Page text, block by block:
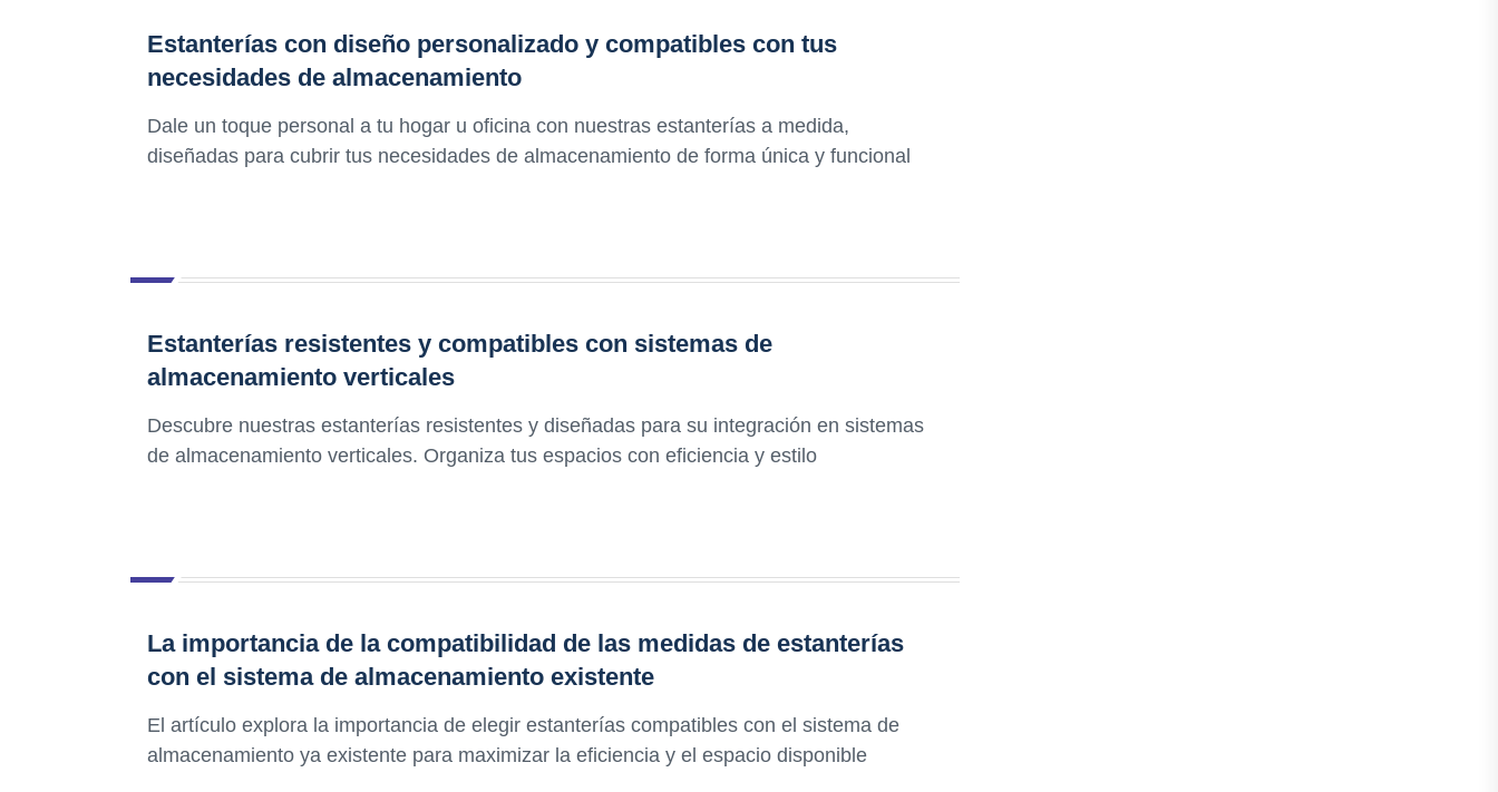
Estanterías con diseño personalizado y compatibles con tus
necesidades de almacenamiento
Dale un toque personal a tu hogar u oficina con nuestras estanterías a medida,
diseñadas para cubrir tus necesidades de almacenamiento de forma única y funcional
Estanterías resistentes y compatibles con sistemas de
almacenamiento verticales
Descubre nuestras estanterías resistentes y diseñadas para su integración en sistemas
de almacenamiento verticales. Organiza tus espacios con eficiencia y estilo
La importancia de la compatibilidad de las medidas de estanterías
con el sistema de almacenamiento existente
El artículo explora la importancia de elegir estanterías compatibles con el sistema de
almacenamiento ya existente para maximizar la eficiencia y el espacio disponible